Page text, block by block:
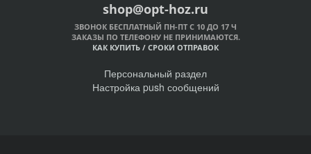
shop@opt-hoz.ru
ЗВОНОК БЕСПЛАТНЫЙ ПН-ПТ С 10 ДО 17 Ч
ЗАКАЗЫ ПО ТЕЛЕФОНУ НЕ ПРИНИМАЮТСЯ.
КАК КУПИТЬ / СРОКИ ОТПРАВОК
Персональный раздел
Настройка push сообщений